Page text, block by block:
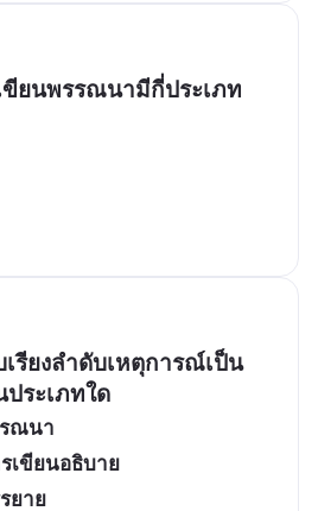
ขียนพรรณนามีกี่ประเภท
รียงลำดับเหตุการณ์เป็น
ระเภทใด
ณนา
เขียนอธิบาย
ยาย